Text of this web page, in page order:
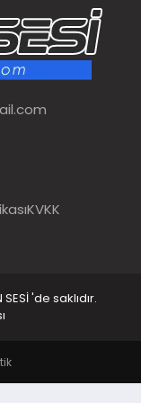
KVKK
'de saklıdır.